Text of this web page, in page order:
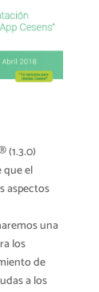
(1.3.0)
el
aspectos
una
los
de
a los